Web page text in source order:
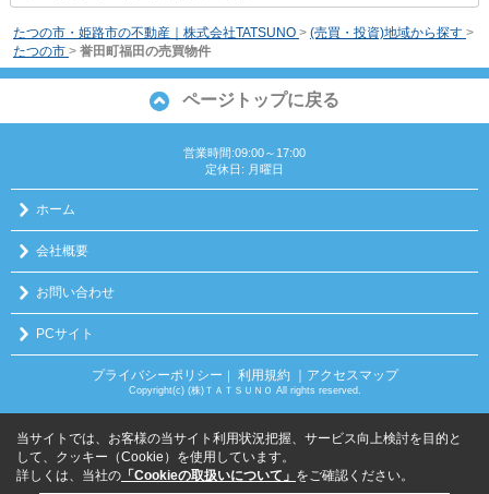
たつの市・姫路市の不動産｜株式会社TATSUNO > (売買・投資)地域から探す >
たつの市 > 誉田町福田の売買物件
ページトップに戻る
営業時間:09:00～17:00
定休日: 月曜日
ホーム
会社概要
お問い合わせ
PCサイト
プライバシーポリシー ｜ 利用規約 ｜アクセスマップ
Copyright(c) (株)ＴＡＴＳＵＮＯ All rights reserved.
当サイトでは、お客様の当サイト利用状況把握、サービス向上検討を目的と
して、クッキー（Cookie）を使用しています。
詳しくは、当社の 「Cookieの取扱いについて」 をご確認ください。